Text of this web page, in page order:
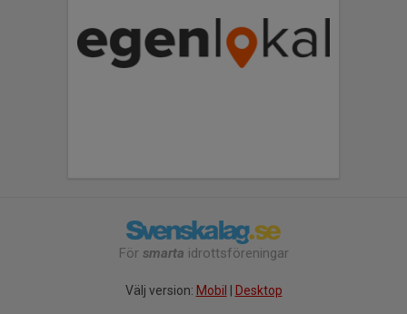
För smarta idrottsföreningar
Välj version: Mobil Desktop